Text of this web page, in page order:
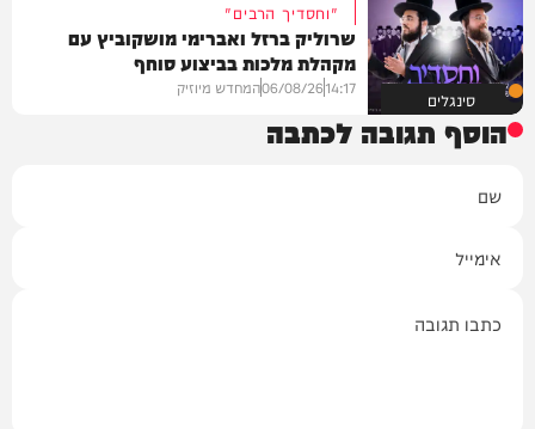
סינגלים
"וחסדיך הרבים"
שרוליק ברזל ואברימי מושקוביץ עם
מקהלת מלכות בביצוע סוחף
14:17
06/08/26המחדש מיוזיק
הוסף תגובה לכתבה